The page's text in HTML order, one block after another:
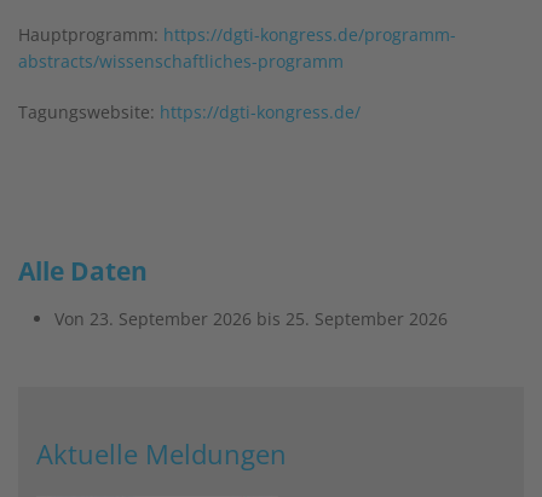
Hauptprogramm: https://dgti-kongress.de/programm-
abstracts/wissenschaftliches-programm
Tagungswebsite: https://dgti-kongress.de/
Alle Daten
Von 23. September 2026 bis 25. September 2026
Aktuelle Meldungen